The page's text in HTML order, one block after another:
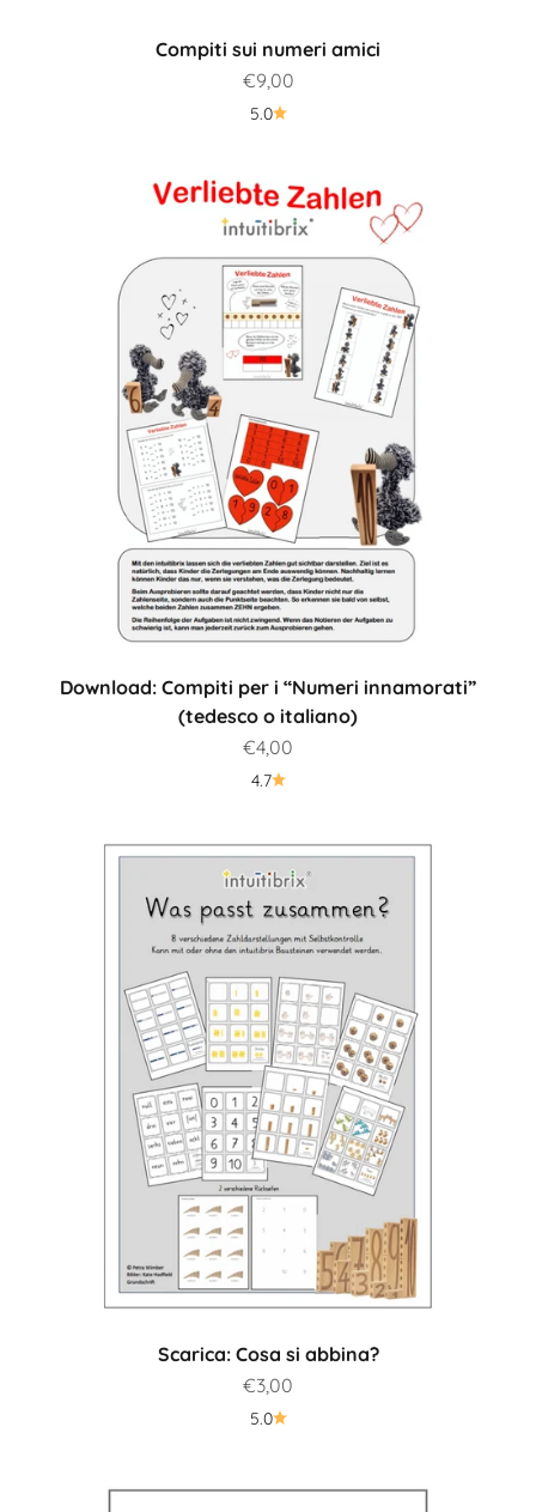
Compiti sui numeri amici
Prezzo scontato
€9,00
5.0
Download: Compiti per i “Numeri innamorati”
(tedesco o italiano)
Prezzo scontato
€4,00
4.7
Scarica: Cosa si abbina?
Prezzo scontato
€3,00
5.0